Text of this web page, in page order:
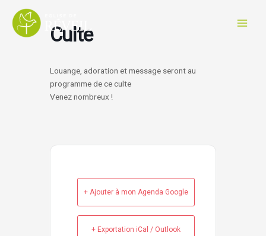
contenu
Culte
Louange, adoration et message seront au
programme de ce culte
Venez nombreux !
+ Ajouter à mon Agenda Google
+ Exportation iCal / Outlook